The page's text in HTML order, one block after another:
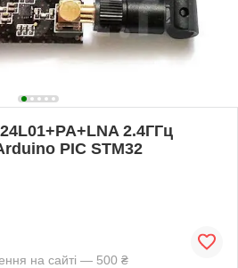
2.4ГГц
PIC STM32
на сайті — 500 ₴